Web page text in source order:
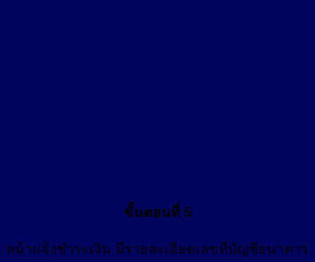
ขั้นตอนที่ 5
หน้าแจ้งชำระเงิน มีรายละเอียดเลขที่บัญชีธนาคาร